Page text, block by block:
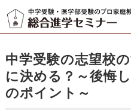
セミナーから
中学受験の志望校
に決める？～後悔
のポイント～